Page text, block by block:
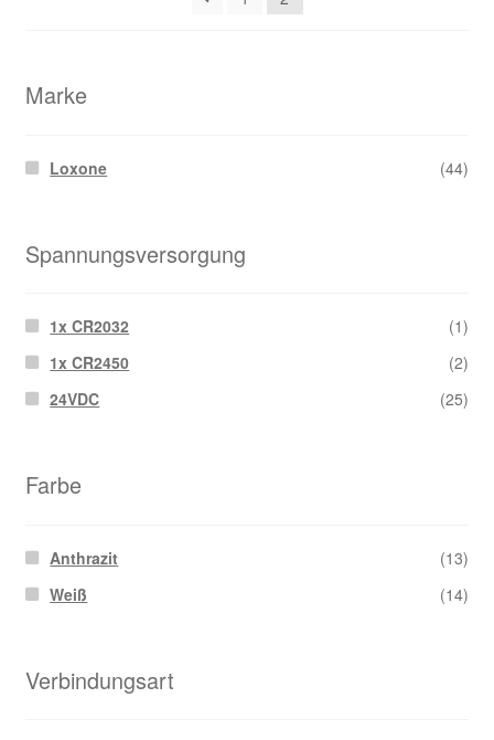
Marke
Loxone (44)
Spannungsversorgung
1x CR2032
(1)
1x CR2450
(2)
24VDC
(25)
Farbe
Anthrazit
(13)
Weiß
(14)
Verbindungsart